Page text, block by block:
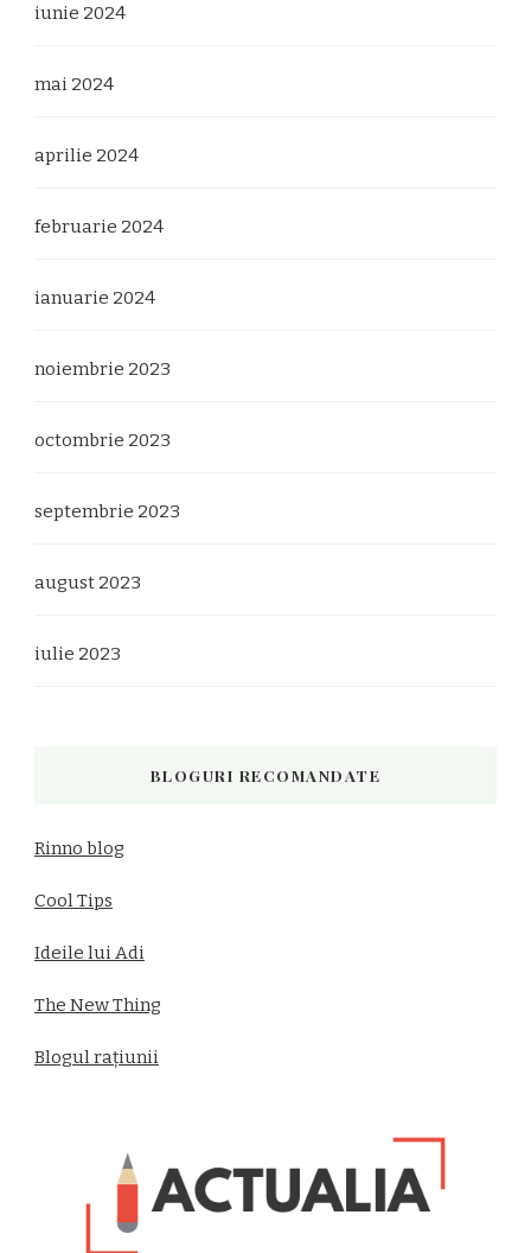
iunie 2024
mai 2024
aprilie 2024
februarie 2024
ianuarie 2024
noiembrie 2023
octombrie 2023
septembrie 2023
august 2023
iulie 2023
BLOGURI RECOMANDATE
Rinno blog
Cool Tips
Ideile lui Adi
The New Thing
Blogul rațiunii